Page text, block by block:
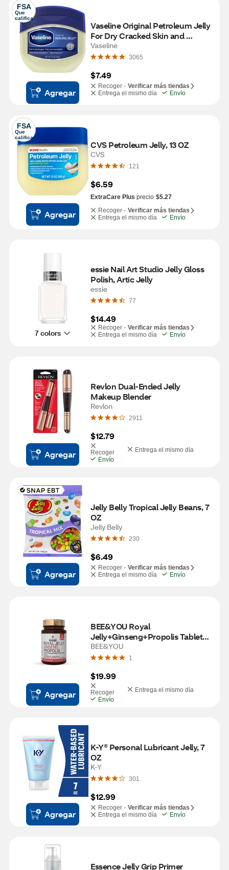
FSA
Que
califica
Agregar
Vaseline Original Petroleum Jelly
For Dry Cracked Skin and
Eczema Relief, 7.5 OZ
Vaseline
3065
$7.49
Recoger - Verificar más tiendas
Entrega el mismo día
Envío
FSA
Que
califica
Agregar
CVS Petroleum Jelly, 13 OZ
CVS
121
$6.59
ExtraCare Plus precio $5.27
Recoger - Verificar más tiendas
Entrega el mismo día
Envío
7 colors
essie Nail Art Studio Jelly Gloss
Polish, Artic Jelly
essie
77
$14.49
Recoger - Verificar más tiendas
Entrega el mismo día
Envío
Agregar
Revlon Dual-Ended Jelly
Makeup Blender
Revlon
2911
$12.79
Recoger
Entrega el mismo día
Envío
Agregar
Jelly Belly Tropical Jelly Beans, 7
OZ
Jelly Belly
230
$6.49
Recoger - Verificar más tiendas
Entrega el mismo día
Envío
Agregar
BEE&YOU Royal
Jelly+Ginseng+Propolis Tablets,
60 CT
BEE&YOU
1
$19.99
Recoger
Entrega el mismo día
Envío
Agregar
K-Y® Personal Lubricant Jelly, 7
OZ
K-Y
301
$12.99
Recoger - Verificar más tiendas
Entrega el mismo día
Envío
Essence Jelly Grip Primer